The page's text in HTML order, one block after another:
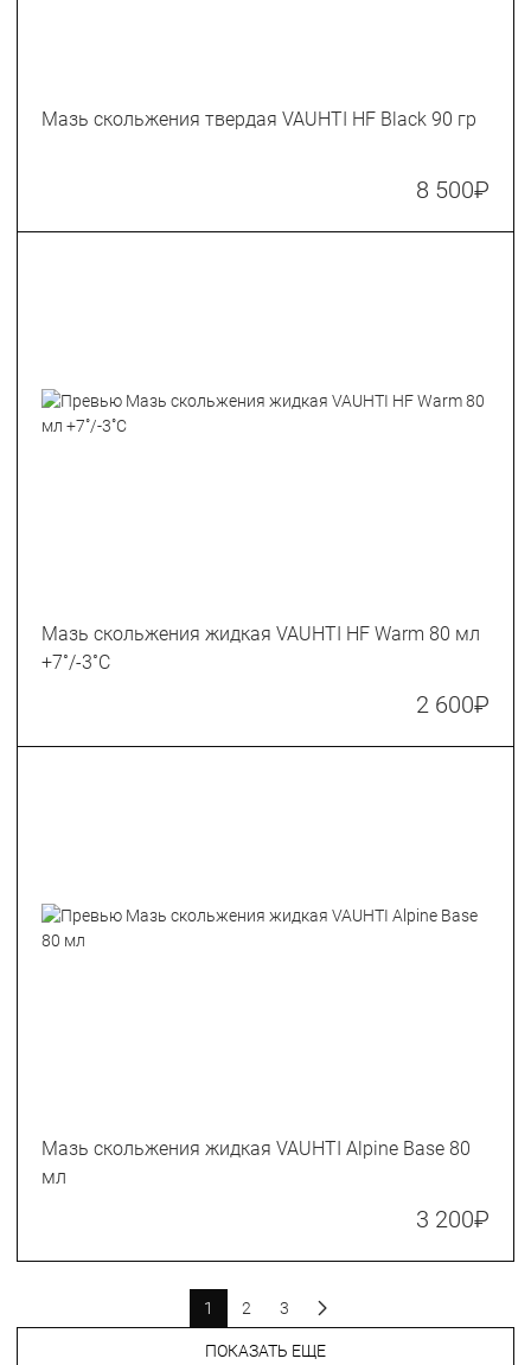
Мазь скольжения твердая VAUHTI HF Black 90 гр
8 500₽
Мазь скольжения жидкая VAUHTI HF Warm 80 мл
+7˚/-3˚С
2 600₽
Мазь скольжения жидкая VAUHTI Alpine Base 80
мл
3 200₽
ПОКАЗАТЬ ЕЩЕ
1 2 3